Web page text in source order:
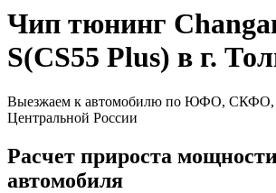
Чип тюнинг
S(CS55 Plus) в г.
Выезжаем к автомобилю по ЮФО,
Центральной России
Расчет прироста
автомобиля